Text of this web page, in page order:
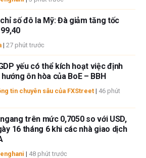
vị thế nào đối với bất kỳ cổ phiếu nào được đề
có quan hệ kinh doanh với bất kỳ công ty
không nhận được tiền công cho việc viết bài
cung cấp các đề xuất được cá nhân hóa. Tác
chính xác, đầy đủ hoặc phù hợp của thông
sẽ không chịu trách nhiệm về bất kỳ sai sót,
thất, thương tích hoặc thiệt hại nào phát sinh từ
thị hoặc sử dụng thông tin này. Ngoại trừ các
phải là các cố vấn đầu tư đã đăng ký và không
viết này nhằm mục đích tư vấn đầu tư.
số đô la Mỹ: Đà giảm tăng tốc
| 27 phút trước
yếu có thể kích hoạt việc định
ôn hòa của BoE – BBH
tin chuyên sâu của FXStreet | 46 phút
trên mức 0,7050 so với USD,
16 tháng 6 khi các nhà giao dịch
| 48 phút trước